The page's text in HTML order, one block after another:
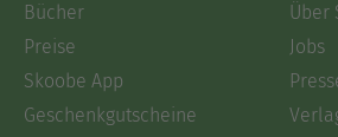
Bücher
Preise
Skoobe App
Geschenkgutscheine
Über
Jobs